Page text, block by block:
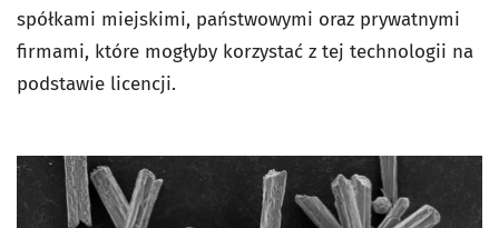
spółkami miejskimi, państwowymi oraz prywatnymi
firmami, które mogłyby korzystać z tej technologii na
podstawie licencji.